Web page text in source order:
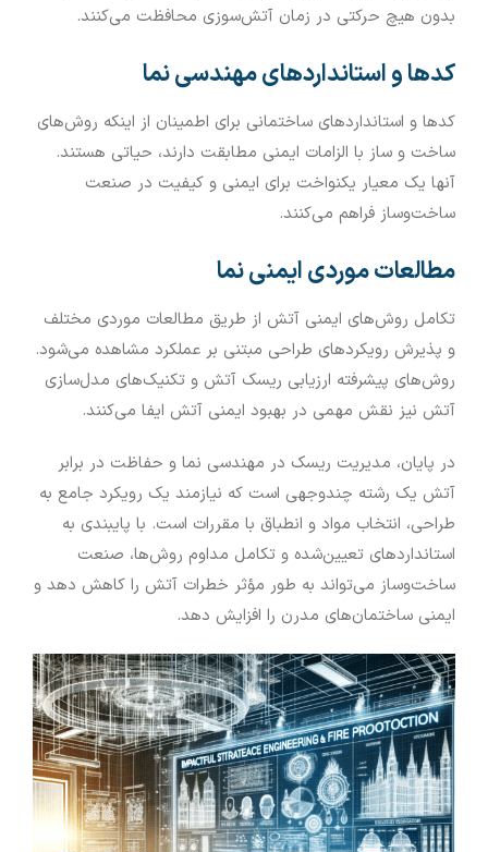
بدون هیچ حرکتی در زمان آتش‌سوزی محافظت می‌کنند.
کدها و استانداردهای مهندسی نما
کدها و استانداردهای ساختمانی برای اطمینان از اینکه روش‌های
ساخت و ساز با الزامات ایمنی مطابقت دارند، حیاتی هستند.
آنها یک معیار یکنواخت برای ایمنی و کیفیت در صنعت
ساخت‌وساز فراهم می‌کنند.
مطالعات موردی ایمنی نما
تکامل روش‌های ایمنی آتش از طریق مطالعات موردی مختلف
و پذیرش رویکردهای طراحی مبتنی بر عملکرد مشاهده می‌شود.
روش‌های پیشرفته ارزیابی ریسک آتش و تکنیک‌های مدل‌سازی
آتش نیز نقش مهمی در بهبود ایمنی آتش ایفا می‌کنند.
در پایان، مدیریت ریسک در مهندسی نما و حفاظت در برابر
آتش یک رشته چندوجهی است که نیازمند یک رویکرد جامع به
طراحی، انتخاب مواد و انطباق با مقررات است. با پایبندی به
استانداردهای تعیین‌شده و تکامل مداوم روش‌ها، صنعت
ساخت‌وساز می‌تواند به طور مؤثر خطرات آتش را کاهش دهد و
ایمنی ساختمان‌های مدرن را افزایش دهد.